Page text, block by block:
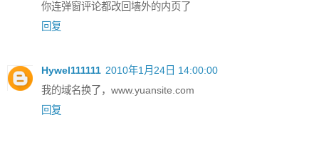
你连弹窗评论都改回墙外的内页了
回复
Hywel111111 2010年1月24日 14:00:00
我的域名换了，www.yuansite.com
回复